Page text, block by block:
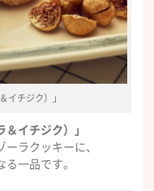
イチジク）」
＆イチジク）」
ラクッキーに、
一品です。